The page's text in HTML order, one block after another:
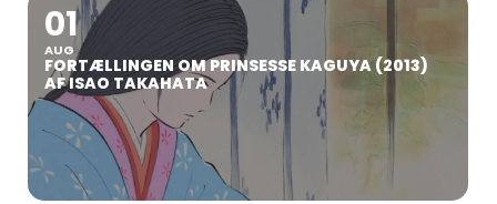
01
AUG
FORTÆLLINGEN OM PRINSESSE KAGUYA (2013)
AF ISAO TAKAHATA